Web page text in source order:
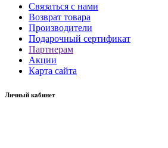
Связаться с нами
Возврат товара
Производители
Подарочный сертификат
Партнерам
Акции
Карта сайта
Личный кабинет